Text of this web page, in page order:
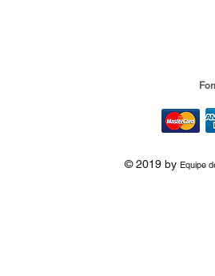
© 2019 by Equipe